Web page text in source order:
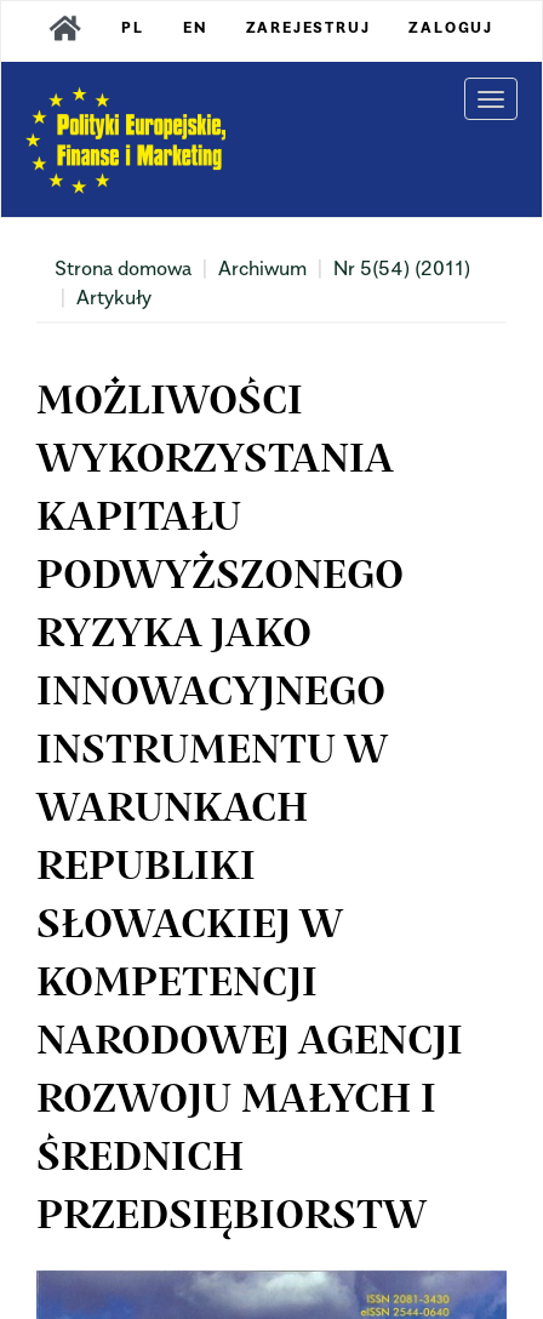
Main
Navigation
Content
Sidebar
PL EN ZAREJESTRUJ ZALOGUJ
Strona domowa Archiwum
Nr 5(54) (2011)
Artykuły
MOŻLIWOŚCI
WYKORZYSTANIA
KAPITAŁU
PODWYŻSZONEGO
RYZYKA JAKO
INNOWACYJNEGO
INSTRUMENTU W
WARUNKACH
REPUBLIKI
SŁOWACKIEJ W
KOMPETENCJI
NARODOWEJ AGENCJI
ROZWOJU MAŁYCH I
ŚREDNICH
PRZEDSIĘBIORSTW
Article